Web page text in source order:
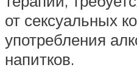
от сексуальных
употребления
напитков.